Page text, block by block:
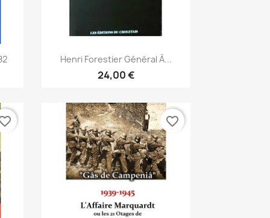
Aperçu rapide
Henri Forestier Général À...
24,00 €
favorite_border